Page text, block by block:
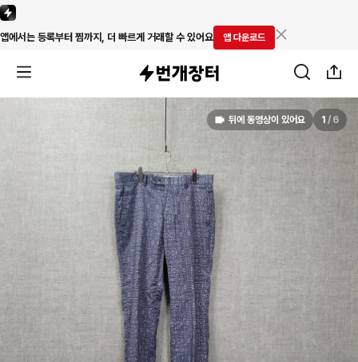
앱에서는 등록부터 찜까지, 더 빠르게 거래할 수 있어요 앱 다운로드
뒤에 동영상이 있어요 1 / 6